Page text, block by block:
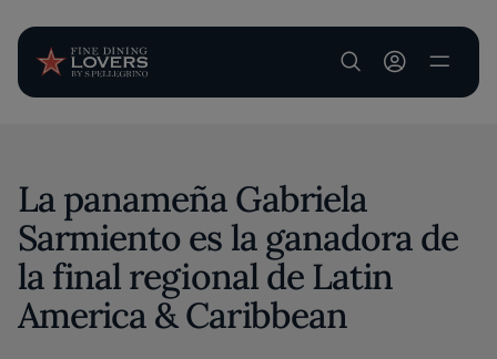
User account
La panameña Gabriela
Sarmiento es la ganadora de
la final regional de Latin
America & Caribbean